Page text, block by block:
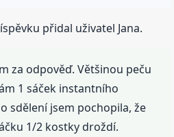
přidal uživatel Jana.
za odpověď. Většinou peču
1 sáček instantního
sdělení jsem pochopila, že
1/2 kostky droždí.